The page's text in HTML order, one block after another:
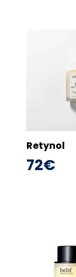
Retynol
72€